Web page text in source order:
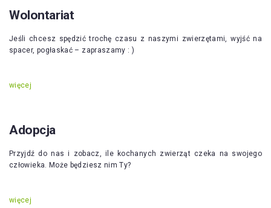
Wolontariat
Jeśli chcesz spędzić trochę czasu z naszymi zwierzętami, wyjść na
spacer, pogłaskać – zapraszamy : )
więcej
Adopcja
Przyjdź do nas i zobacz, ile kochanych zwierząt czeka na swojego
człowieka. Może będziesz nim Ty?
więcej